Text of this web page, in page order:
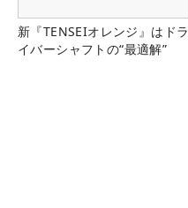
新『TENSEIオレンジ』はドラ
イバーシャフトの“最適解”